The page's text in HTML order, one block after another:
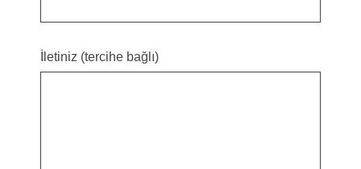
İletiniz (tercihe bağlı)